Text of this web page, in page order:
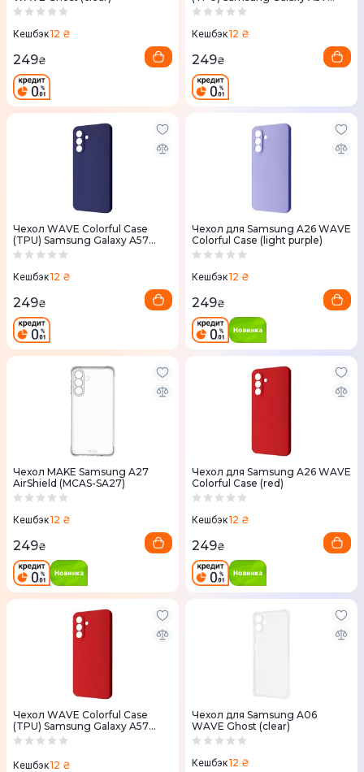
Кешбэк12 ₴
249₴
(black)
Кешбэк12 ₴
249₴
Чехол WAVE Colorful Case
(TPU) Samsung Galaxy A57
(blue)
Кешбэк12 ₴
249₴
Чехол для Samsung A26 WAVE
Colorful Case (light purple)
Кешбэк12 ₴
249₴
Чехол MAKE Samsung A27
AirShield (MCAS-SA27)
Кешбэк12 ₴
249₴
Чехол для Samsung A26 WAVE
Colorful Case (red)
Кешбэк12 ₴
249₴
Чехол WAVE Colorful Case
(TPU) Samsung Galaxy A57
(red)
Кешбэк12 ₴
Чехол для Samsung A06
WAVE Ghost (clear)
Кешбэк12 ₴